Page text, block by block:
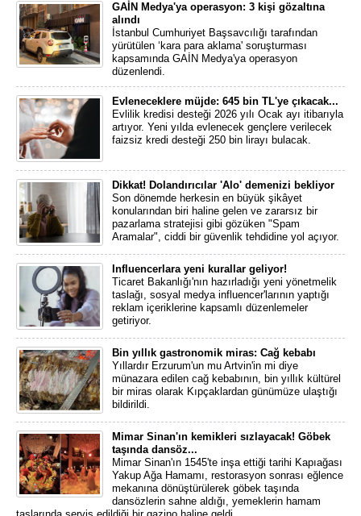
GAİN Medya'ya operasyon: 3 kişi gözaltına
alındı
İstanbul Cumhuriyet Başsavcılığı tarafından
yürütülen ‘kara para aklama' soruşturması
kapsamında GAİN Medya'ya operasyon
düzenlendi.
Evleneceklere müjde: 645 bin TL'ye çıkacak...
Evlilik kredisi desteği 2026 yılı Ocak ayı itibarıyla
artıyor. Yeni yılda evlenecek gençlere verilecek
faizsiz kredi desteği 250 bin lirayı bulacak.
Dikkat! Dolandırıcılar 'Alo' demenizi bekliyor
Son dönemde herkesin en büyük şikâyet
konularından biri haline gelen ve zararsız bir
pazarlama stratejisi gibi gözüken "Spam
Aramalar", ciddi bir güvenlik tehdidine yol açıyor.
Influencerlara yeni kurallar geliyor!
Ticaret Bakanlığı'nın hazırladığı yeni yönetmelik
taslağı, sosyal medya influencer'larının yaptığı
reklam içeriklerine kapsamlı düzenlemeler
getiriyor.
Bin yıllık gastronomik miras: Cağ kebabı
Yıllardır Erzurum'un mu Artvin'in mi diye
münazara edilen cağ kebabının, bin yıllık kültürel
bir miras olarak Kıpçaklardan günümüze ulaştığı
bildirildi.
Mimar Sinan'ın kemikleri sızlayacak! Göbek
taşında dansöz...
Mimar Sinan'ın 1545'te inşa ettiği tarihi Kapıağası
Yakup Ağa Hamamı, restorasyon sonrası eğlence
mekanına dönüştürülerek göbek taşında
dansözlerin sahne aldığı, yemeklerin hamam